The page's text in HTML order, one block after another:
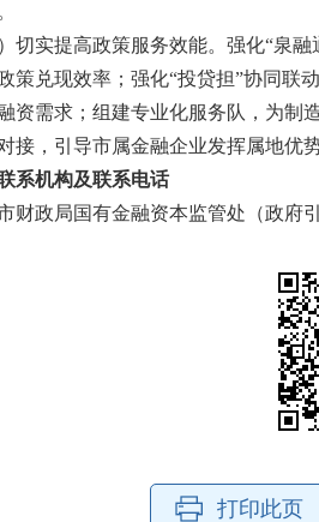
）切实提高政策服务效能。强化“泉
策兑现效率；强化“投贷担”协同联
资需求；组建专业化服务队，为制
接，引导市属金融企业发挥属地优
系机构及联系电话
财政局国有金融资本监管处（政府
打印此页